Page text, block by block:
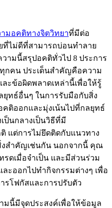
มอคติทางจิตวิทยาที่มีต่อ
ที่ไม่ดีที่สามารถบ่อนทำลาย
ามนี้สรุปอคติทั่วไป 8 ประการ
กคน ประเด็นสำคัญคือความ
ะข้อผิดพลาดเหล่านี้เพื่อให้รู้
ยุทธ์อื่นๆ ในการรับมือกับสิ่ง
ติออกและมุ่งเน้นไปที่กลยุทธ์
ป็นกลางเป็นวิธีที่มี
แต่การไม่ยึดติดกับแนวทาง
งสำคัญเช่นกัน นอกจากนี้ คุณ
รดเมื่อจำเป็น และมีส่วนร่วม
ะออกไปทำกิจกรรมต่างๆ เพื่อ
รโฟกัสและการปรับตัว
มนี้มีจุดประสงค์เพื่อให้ข้อมูล